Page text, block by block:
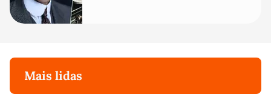
Mais lidas